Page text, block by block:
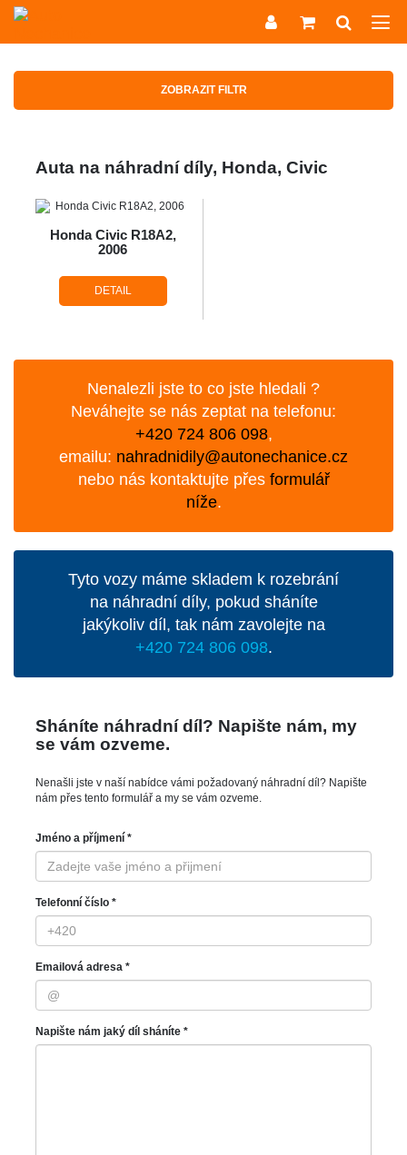
ZOBRAZIT FILTR
Auta na náhradní díly, Honda, Civic
Honda Civic R18A2,
2006
DETAIL
Nenalezli jste to co jste hledali ?
Neváhejte se nás zeptat na telefonu:
+420 724 806 098,
emailu: nahradnidily@autonechanice.cz
nebo nás kontaktujte přes formulář
níže.
Tyto vozy máme skladem k rozebrání
na náhradní díly, pokud sháníte
jakýkoliv díl, tak nám zavolejte na
+420 724 806 098.
Sháníte náhradní díl? Napište nám, my
se vám ozveme.
Nenašli jste v naší nabídce vámi požadovaný náhradní díl? Napište
nám přes tento formulář a my se vám ozveme.
Jméno a příjmení *
Telefonní číslo *
Emailová adresa *
Napište nám jaký díl sháníte *